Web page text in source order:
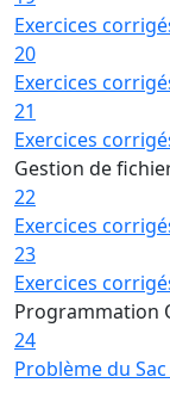
Exercices
20
Exercices
21
Exercices
Gestion de
22
Exercices
23
Exercices
Programmation
24
Problème du